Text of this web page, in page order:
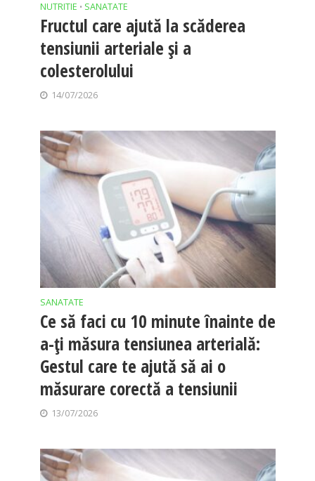
NUTRITIE • SANATATE
Fructul care ajută la scăderea
tensiunii arteriale și a
colesterolului
14/07/2026
SANATATE
Ce să faci cu 10 minute înainte de
a-ți măsura tensiunea arterială:
Gestul care te ajută să ai o
măsurare corectă a tensiunii
13/07/2026